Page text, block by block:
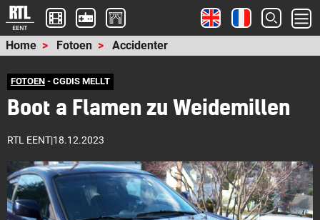
Home Fotoen Accidenter
FOTOEN- CGDIS MELLT
Boot a Flamen zu Weidemillen
RTL EENT|18.12.2023